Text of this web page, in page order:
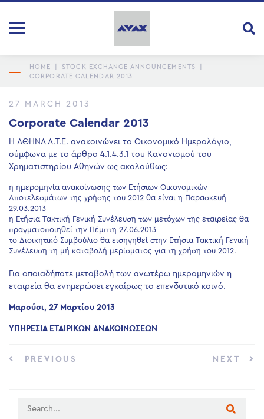
HOME STOCK EXCHANGE ANNOUNCEMENTS
CORPORATE CALENDAR 2013
27 MARCH 2013
Corporate Calendar 2013
Η ΑΘΗΝΑ Α.Τ.Ε. ανακοινώνει το Οικονομικό Ημερολόγιο,
σύμφωνα με το άρθρο 4.1.4.3.1 του Κανονισμού του
Χρηματιστηρίου Αθηνών ως ακολούθως:
η ημερομηνία ανακοίνωσης των Ετήσιων Οικονομικών
Αποτελεσμάτων της χρήσης του 2012 θα είναι η Παρασκευή
29.03.2013
η Ετήσια Τακτική Γενική Συνέλευση των μετόχων της εταιρείας θα
πραγματοποιηθεί την Πέμπτη 27.06.2013
το Διοικητικό Συμβούλιο θα εισηγηθεί στην Ετήσια Τακτική Γενική
Συνέλευση τη μή καταβολή μερίσματος για τη χρήση του 2012.
Για οποιαδήποτε μεταβολή των ανωτέρω ημερομηνιών η
εταιρεία θα ενημερώσει εγκαίρως το επενδυτικό κοινό.
Μαρούσι, 27 Μαρτίου 2013
ΥΠΗΡΕΣΙΑ ΕΤΑΙΡΙΚΩΝ ΑΝΑΚΟΙΝΩΣΕΩΝ
PREVIOUS NEXT